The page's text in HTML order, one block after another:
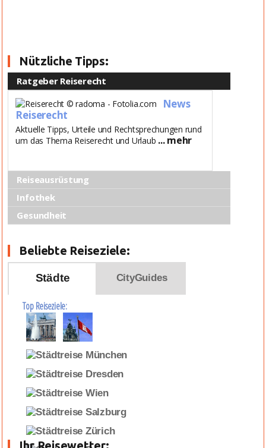
Nützliche Tipps:
Ratgeber Reiserecht
News
Reiserecht
Aktuelle Tipps, Urteile und Rechtsprechungen rund
um das Thema Reiserecht und Urlaub ... mehr
Reiseausrüstung
Infothek
Gesundheit
Beliebte Reiseziele:
Städte CityGuides
Top Reiseziele: